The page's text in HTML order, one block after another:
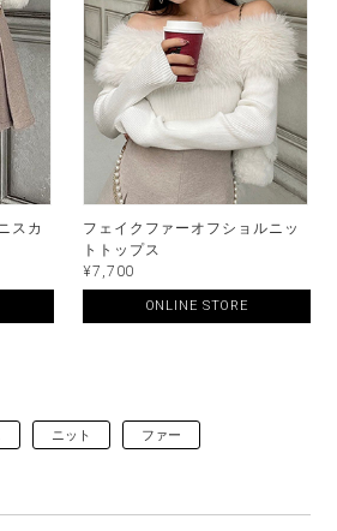
スカ
フェイクファーオフショルニッ
トトップス
¥7,700
ONLINE STORE
ニット ファー